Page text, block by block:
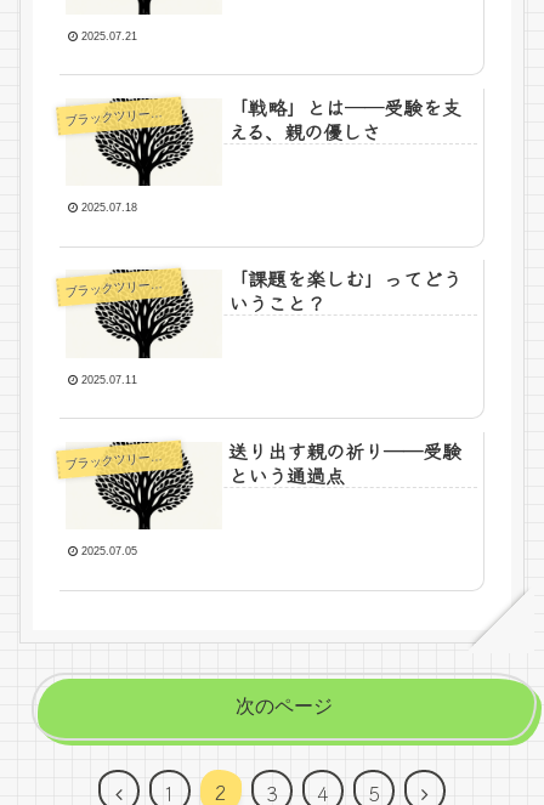
2025.07.21
ブラックツリー先生の日記
「戦略」とは──受験を支
える、親の優しさ
2025.07.18
ブラックツリー先生の日記
「課題を楽しむ」ってどう
いうこと？
2025.07.11
ブラックツリー先生の日記
送り出す親の祈り――受験
という通過点
2025.07.05
次のページ
1 2 3 4 5